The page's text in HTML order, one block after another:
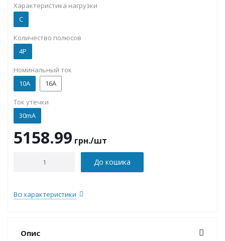
Характеристика нагрузки
C
Количество полюсов
4P
Номинальный ток
10А
16А
Ток утечки
30mA
5158.99 грн./шт
До кошика
Всі характеристики
Опис